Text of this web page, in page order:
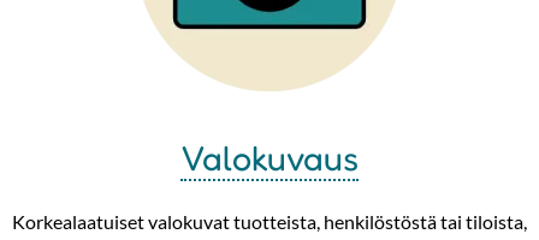
Valokuvaus
Korkealaatuiset valokuvat tuotteista, henkilöstöstä tai tiloista,